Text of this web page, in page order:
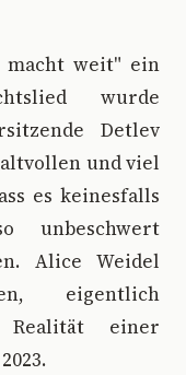
macht weit" ein
wurde
Detlev
und viel
es keinesfalls
unbeschwert
Alice Weidel
eigentlich
einer